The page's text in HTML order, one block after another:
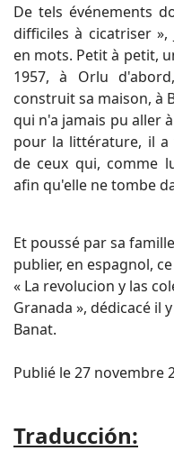
De tels événements
difficiles à cicatriser
en mots. Petit à petit,
1957, à Orlu
construit sa maison, à
qui n'a jamais pu aller
pour la littérature, il
de ceux qui, comme
afin qu'elle ne tombe
Et poussé par sa
publier, en espagnol,
« La revolucion y las
Granada », dédicacé il
Banat.
Publié le 27 novembre
Traducción: